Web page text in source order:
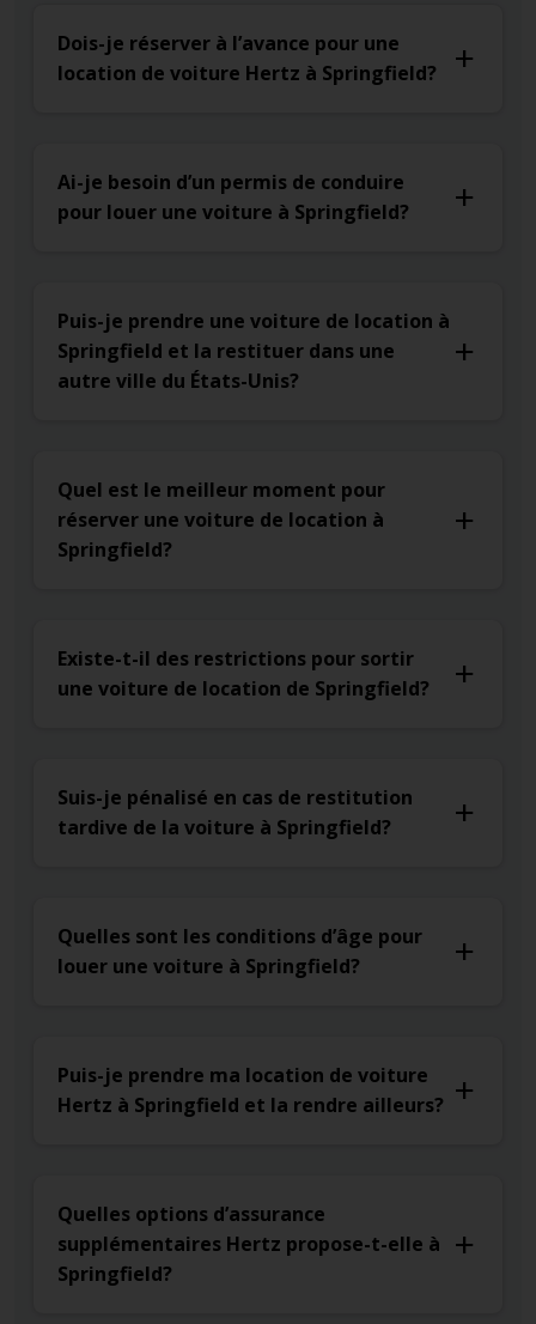
Dois-je réserver à l’avance pour une
location de voiture Hertz à Springfield?
Ai-je besoin d’un permis de conduire
pour louer une voiture à Springfield?
Puis-je prendre une voiture de location à
Springfield et la restituer dans une
autre ville du États-Unis?
Quel est le meilleur moment pour
réserver une voiture de location à
Springfield?
Existe-t-il des restrictions pour sortir
une voiture de location de Springfield?
Suis-je pénalisé en cas de restitution
tardive de la voiture à Springfield?
Quelles sont les conditions d’âge pour
louer une voiture à Springfield?
Puis-je prendre ma location de voiture
Hertz à Springfield et la rendre ailleurs?
Quelles options d’assurance
supplémentaires Hertz propose-t-elle à
Springfield?